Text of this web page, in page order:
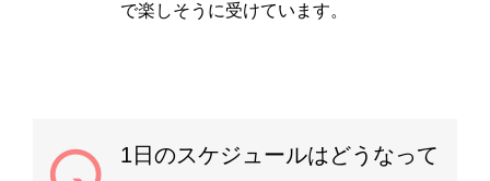
で楽しそうに受けています。
1日のスケジュールはどうなって